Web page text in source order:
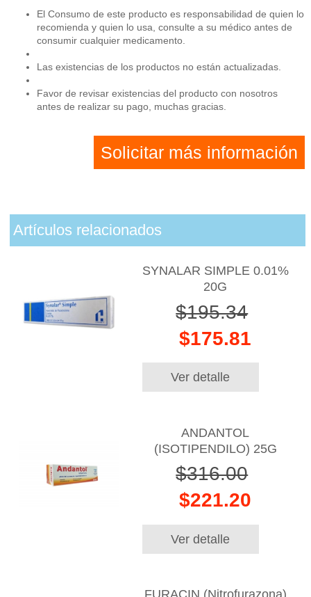
El Consumo de este producto es responsabilidad de quien lo
recomienda y quien lo usa, consulte a su médico antes de
consumir cualquier medicamento.
Las existencias de los productos no están actualizadas.
Favor de revisar existencias del producto con nosotros
antes de realizar su pago, muchas gracias.
Solicitar más información
Artículos relacionados
SYNALAR SIMPLE 0.01%
20G
$195.34
$175.81
Ver detalle
ANDANTOL
(ISOTIPENDILO) 25G
$316.00
$221.20
Ver detalle